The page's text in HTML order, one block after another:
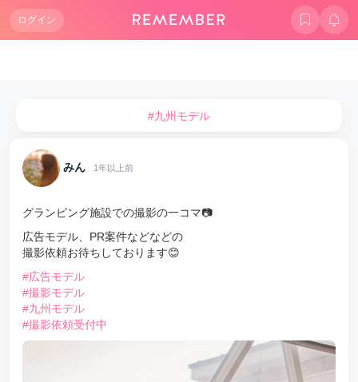
ログイン
#九州モデル
みん 1年以上前
グランピング施設での撮影の一コマ📷
広告モデル、PR案件などなどの
撮影依頼お待ちしております😊
#広告モデル
#撮影モデル
#九州モデル
#撮影依頼受付中